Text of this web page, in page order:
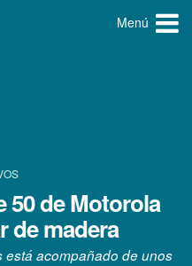
Menú
50 de Motorola
de madera
está acompañado de unos